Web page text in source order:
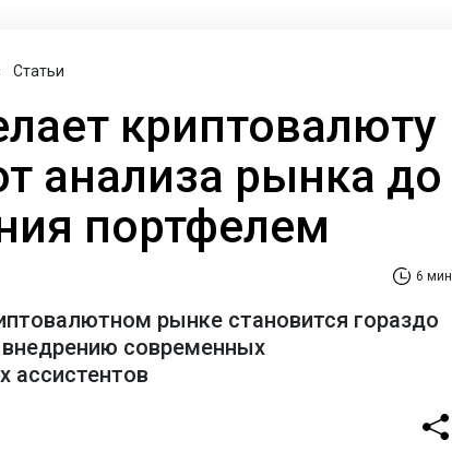
Статьи
криптовалюту
анализа рынка до
портфелем
6 мин
рынке становится гораздо
современных
ассистентов